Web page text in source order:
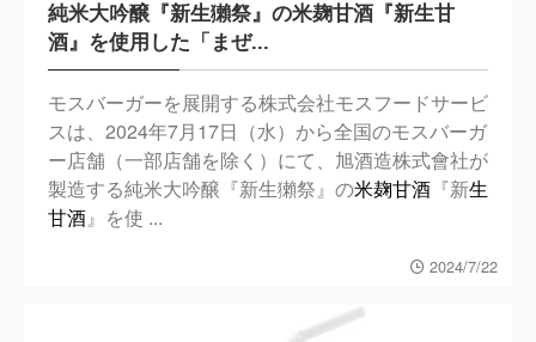
純米大吟醸『新生獺祭』の米麹甘酒『新生甘
酒』を使用した「まぜ...
モスバーガーを展開する株式会社モスフードサービ
スは、2024年7月17日（水）から全国のモスバーガ
ー店舗（一部店舗を除く）にて、旭酒造株式會社が
製造する純米大吟醸『新生獺祭』の米麹甘酒 『新生
甘酒』を使 ...
2024/7/22